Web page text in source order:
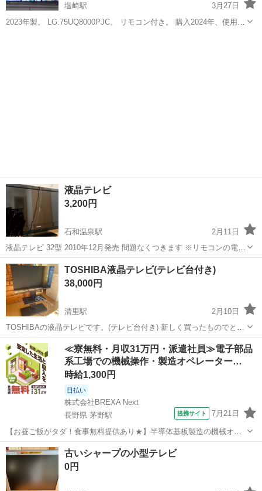
塩崎駅
3月27日
2023年製。 LG.75UQ8000PJC。 リモコン付き。 購入2024年、使用し
液晶テレビ
3,200円
石和温泉駅
2月11日
液晶テレビ 32型 2010年12月発売 問題なくつきます ※リモコンの電池
のカバーが無いです。
山梨 笛吹市 石和温泉駅 テレビ
TOSHIBA液晶テレビ(テレビ台付き)
38,000円
清里駅
2月10日
TOSHIBAの液晶テレビです。(テレビ台付き) 新しく買ったものでとく
に目立った傷はありません。 状態はいいのでまだまだこれから使えま
す。 引越しと共に手放そうと思います。 【希望取引場所】自宅の前
上記の条件に合わせ...
山梨 北杜市 清里駅 テレビ 場所
≪寮無料・月収31万円・派遣社員≫電子部品
系工場での機械操作・製造オペレーター…
時給1,300円
日払い
株式会社BREXA Next
長野県 茅野駅
提携サイト 7月21日
【お昼ご飯がタダ！食事無料提供あり★】半導体基板製造の機械オペ
レーターや検査作業！未経験活躍中★カップル＆友達同士の応募OK！
赴任旅費会社負担★嬉しい無料送迎◎正社員登用制度あり！マイカー
通勤OK！無料駐車場完備！《長野県茅...
長野 茅野市 その他
古いシャープの小型テレビ
0円